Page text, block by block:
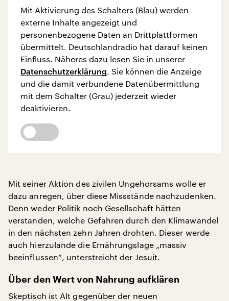
Mit Aktivierung des Schalters (Blau) werden
externe Inhalte angezeigt und
personenbezogene Daten an Drittplattformen
übermittelt. Deutschlandradio hat darauf keinen
Einfluss. Näheres dazu lesen Sie in unserer
Datenschutzerklärung. Sie können die Anzeige
und die damit verbundene Datenübermittlung
mit dem Schalter (Grau) jederzeit wieder
deaktivieren.
Mit seiner Aktion des zivilen Ungehorsams wolle er
dazu anregen, über diese Missstände nachzudenken.
Denn weder Politik noch Gesellschaft hätten
verstanden, welche Gefahren durch den Klimawandel
in den nächsten zehn Jahren drohten. Dieser werde
auch hierzulande die Ernährungslage „massiv
beeinflussen“, unterstreicht der Jesuit.
Über den Wert von Nahrung aufklären
Skeptisch ist Alt gegenüber der neuen